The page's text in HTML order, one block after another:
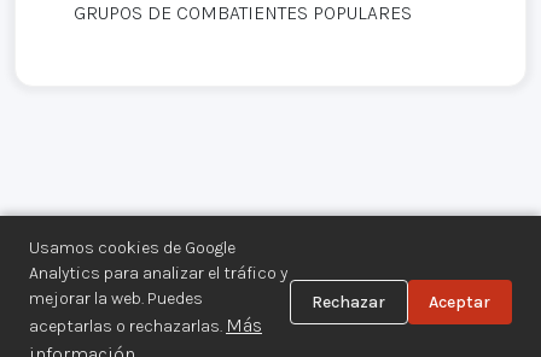
Usamos cookies de Google
Analytics para analizar el tráfico y
mejorar la web. Puedes
aceptarlas o rechazarlas. Más
Rechazar Aceptar
GRUPOS DE COMBATIENTES POPULARES
Centro de Documentación de los
Movimientos Armados©